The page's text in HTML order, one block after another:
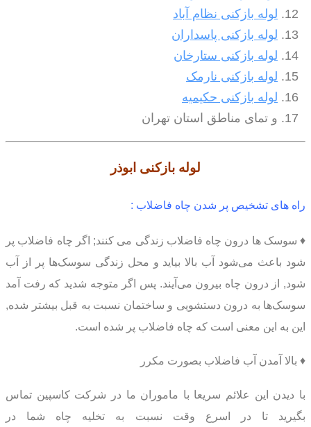
لوله بازکنی نظام آباد
لوله بازکنی پاسداران
لوله بازکنی ستارخان
لوله بازکنی نارمک
لوله بازکنی حکیمیه
و تمای مناطق استان تهران
لوله بازکنی ابوذر
راه های تشخیص پر شدن چاه فاضلاب :
♦ سوسک ها درون چاه فاضلاب زندگی می کنند; اگر چاه فاضلاب پر
شود باعث می‌شود آب بالا بیاید و محل زندگی سوسک‌ها پر از آب
شود, از درون چاه بیرون می‌آیند. پس اگر متوجه شدید که رفت آمد
سوسک‌ها به درون دستشویی و ساختمان نسبت به قبل بیشتر شده,
این به این معنی است که چاه فاضلاب پر شده است.
♦ بالا آمدن آب فاضلاب بصورت مکرر
با دیدن این علائم سریعا با ماموران ما در شرکت کاسپین تماس
بگیرید تا در اسرع وقت نسبت به تخلیه چاه شما در